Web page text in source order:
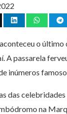
o último
A passarela
inúmeros
das
na